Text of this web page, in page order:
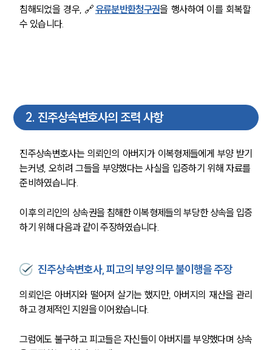
침해되었을 경우, 🔗유류분반환청구권을 행사하여 이를 회복할
수 있습니다.
2. 진주상속변호사의 조력 사항
진주상속변호사는 의뢰인의 아버지가 이복형제들에게 부양 받기
는커녕, 오히려 그들을 부양했다는 사실을 입증하기 위해 자료를
준비하였습니다.
이후 의리인의 상속권을 침해한 이복형제들의 부당한 상속을 입증
하기 위해 다음과 같이 주장하였습니다.
진주상속변호사, 피고의 부양 의무 불이행을 주장
의뢰인은 아버지와 떨어져 살기는 했지만, 아버지의 재산을 관리
하고 경제적인 지원을 이어왔습니다.
그럼에도 불구하고 피고들은 자신들이 아버지를 부양했다며 상속